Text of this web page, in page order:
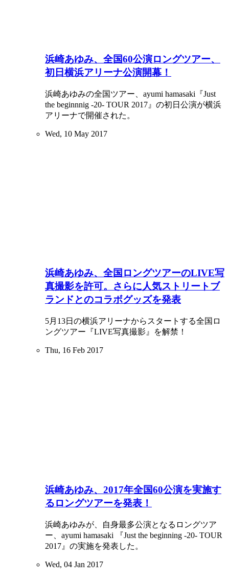
浜崎あゆみ、全国60公演ロングツアー、
初日横浜アリーナ公演開幕！
浜崎あゆみの全国ツアー、ayumi hamasaki『Just
the beginnnig -20- TOUR 2017』の初日公演が横浜
アリーナで開催された。
Wed, 10 May 2017
浜崎あゆみ、全国ロングツアーのLIVE写
真撮影を許可。さらに人気ストリートブ
ランドとのコラボグッズを発表
5月13日の横浜アリーナからスタートする全国ロ
ングツアー『LIVE写真撮影』を解禁！
Thu, 16 Feb 2017
浜崎あゆみ、2017年全国60公演を実施す
るロングツアーを発表！
浜崎あゆみが、自身最多公演となるロングツア
ー、ayumi hamasaki 『Just the beginning -20- TOUR
2017』の実施を発表した。
Wed, 04 Jan 2017